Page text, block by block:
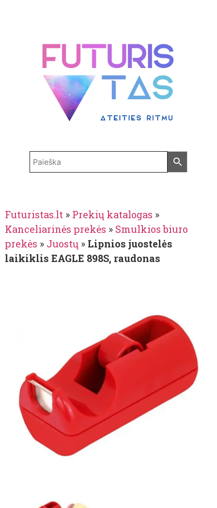
Futuristas.lt » Prekių katalogas »
Kanceliarinės prekės » Smulkios biuro
prekės » Juostų » Lipnios juostelės
laikiklis EAGLE 898S, raudonas